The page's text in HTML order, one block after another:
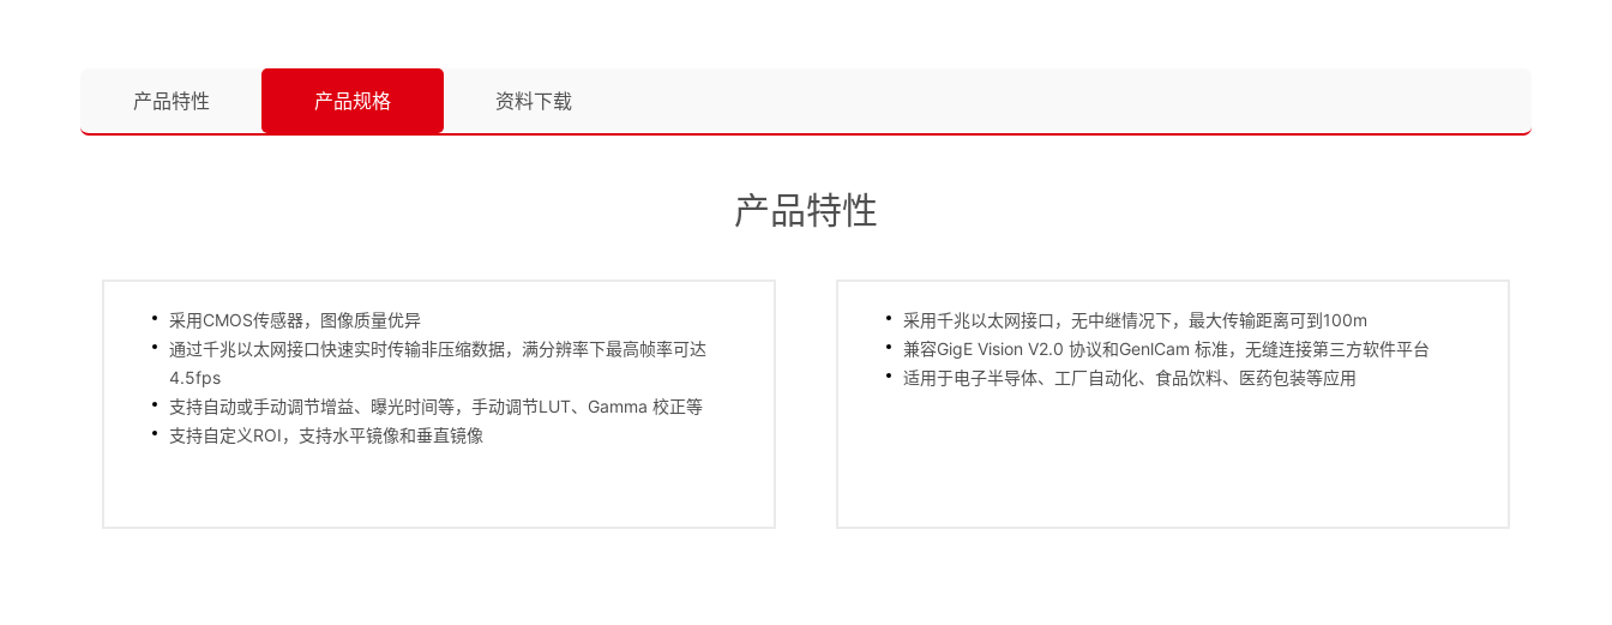
产品特性 产品规格 资料下载
产品特性
采用CMOS传感器，图像质量优异
通过千兆以太网接口快速实时传输非压缩数据，满分辨率下最高帧率可达
4.5fps
支持自动或手动调节增益、曝光时间等，手动调节LUT、Gamma 校正等
支持自定义ROI，支持水平镜像和垂直镜像
采用千兆以太网接口，无中继情况下，最大传输距离可到100m
兼容GigE Vision V2.0 协议和GenlCam 标准，无缝连接第三方软件平台
适用于电子半导体、工厂自动化、食品饮料、医药包装等应用